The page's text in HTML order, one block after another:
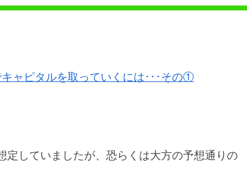
ャピタルを取っていくには･･･その①
していましたが、恐らくは大方の予想通りの